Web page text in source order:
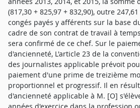
(817,30 + 825,97 + 832,90), outre
congés payés y afférents sur la base
cadre de son contrat de travail à
sera confirmé de ce chef. Sur le
d'ancienneté, L'article 23 de la
des journalistes applicable prévoit
paiement d'une prime de treizième
proportionnel et progressif. Il en
d'ancienneté applicable à M. [O]